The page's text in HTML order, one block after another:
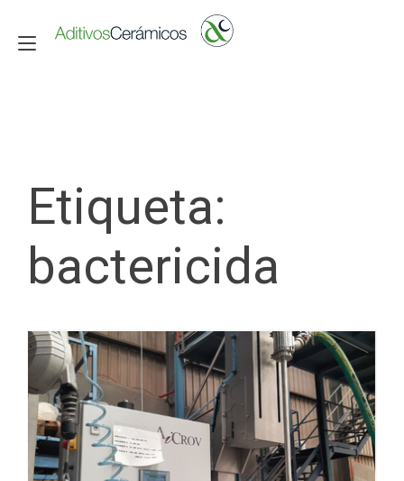
Alternar navegación
Etiqueta:
bactericida